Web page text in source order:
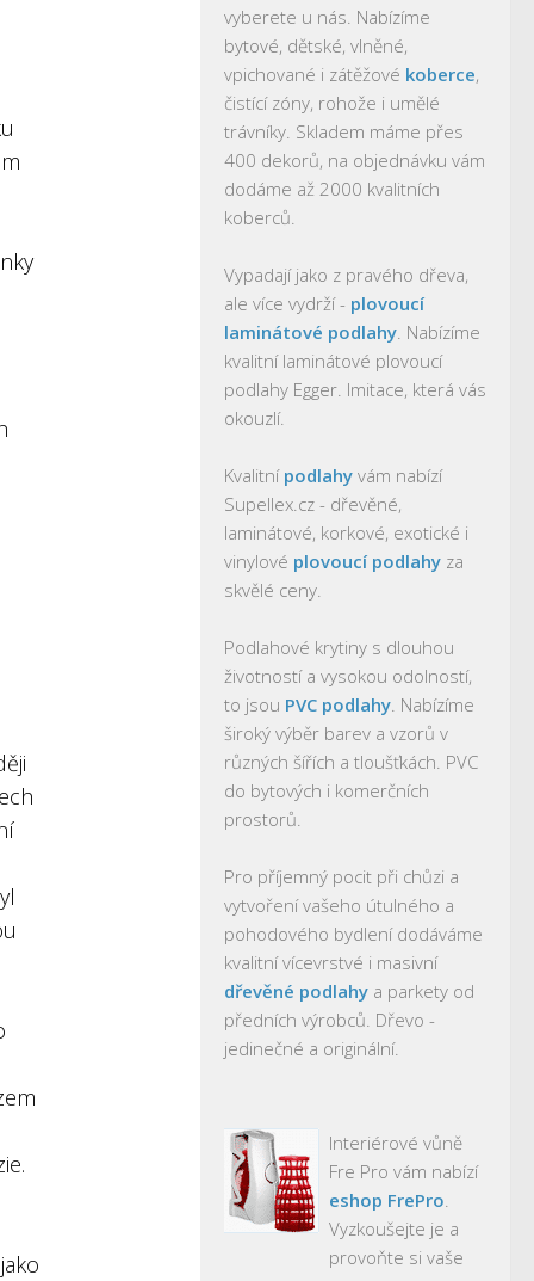
vyberete u nás. Nabízíme
bytové, dětské, vlněné,
vpichované i zátěžové koberce,
čistící zóny, rohože i umělé
trávníky. Skladem máme přes
400 dekorů, na objednávku vám
dodáme až 2000 kvalitních
koberců.
Vypadají jako z pravého dřeva,
ale více vydrží - plovoucí
laminátové podlahy. Nabízíme
kvalitní laminátové plovoucí
podlahy Egger. Imitace, která vás
okouzlí.
Kvalitní podlahy vám nabízí
Supellex.cz - dřevěné,
laminátové, korkové, exotické i
vinylové plovoucí podlahy za
skvělé ceny.
Podlahové krytiny s dlouhou
životností a vysokou odolností,
to jsou PVC podlahy. Nabízíme
široký výběr barev a vzorů v
různých šířích a tloušťkách. PVC
do bytových i komerčních
prostorů.
Pro příjemný pocit při chůzi a
vytvoření vašeho útulného a
pohodového bydlení dodáváme
kvalitní vícevrstvé i masivní
dřevěné podlahy a parkety od
předních výrobců. Dřevo -
jedinečné a originální.
Interiérové vůně
Fre Pro vám nabízí
eshop FrePro.
Vyzkoušejte je a
provoňte si vaše